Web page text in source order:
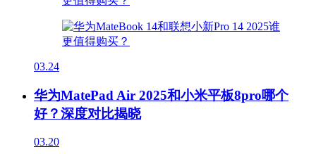
03.24
华为MatePad Air 2025和小米平板8pro哪个
好？深度对比揭晓
03.20